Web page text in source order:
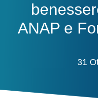
ANAP e
31